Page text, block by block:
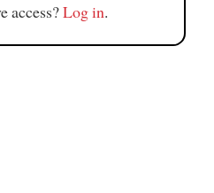
access?Log in.